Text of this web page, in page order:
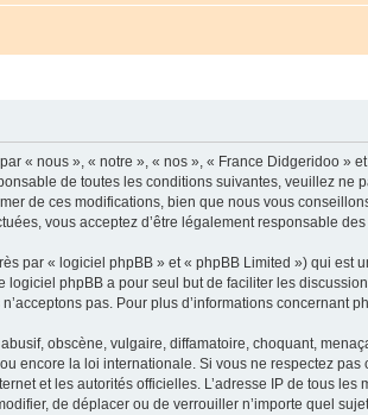
« nous », « notre », « nos », « France Didgeridoo »
de toutes les conditions suivantes, veuillez
de ces modifications, bien que nous vous
vous acceptez d’être légalement responsable
par « logiciel phpBB » et « phpBB Limited ») qui est
logiciel phpBB a pour seul but de faciliter les
pas. Pour plus d’informations concernant
obscène, vulgaire, diffamatoire, choquant,
encore la loi internationale. Si vous ne respectez
et les autorités officielles. L’adresse IP de tous
de déplacer ou de verrouiller n’importe quel